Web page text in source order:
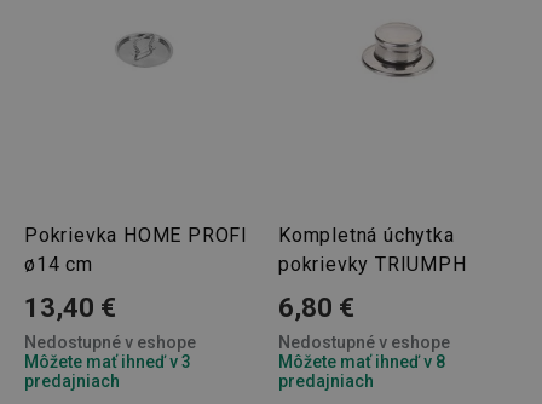
Pokrievka HOME PROFI
ø14 cm
13,40 €
Nedostupné v eshope
Môžete mať ihneď v 3
predajniach
Kompletná úchytka
pokrievky TRIUMPH
6,80 €
Nedostupné v eshope
Môžete mať ihneď v 8
predajniach
Názov
Poskytovateľ/
Doména